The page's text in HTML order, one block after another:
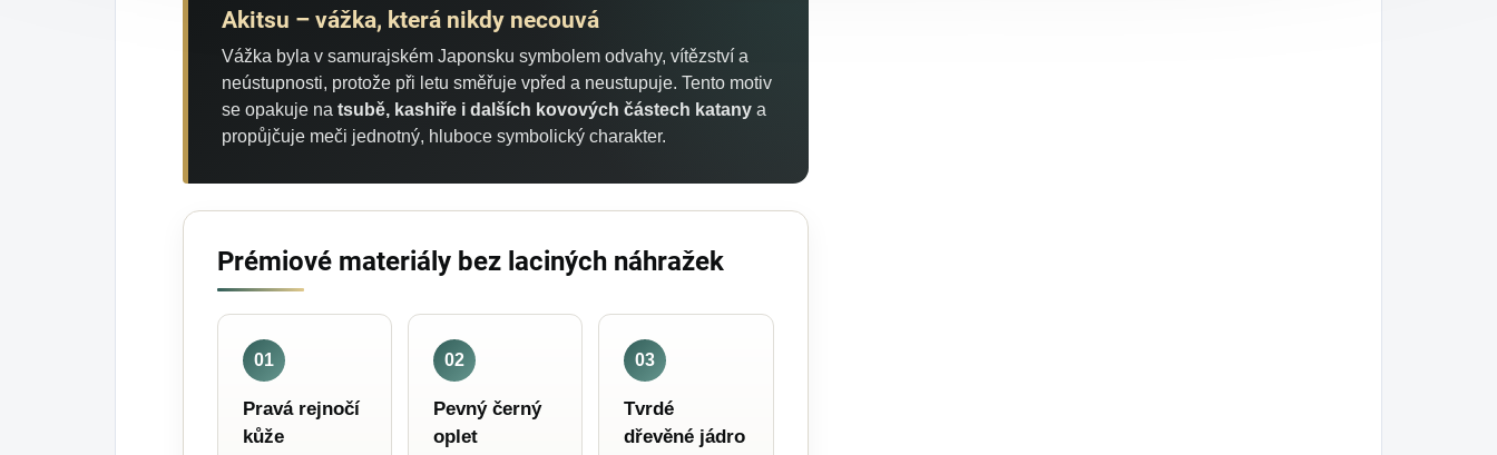
Akitsu – vážka, která nikdy necouvá
Vážka byla v samurajském Japonsku symbolem odvahy, vítězství a
neústupnosti, protože při letu směřuje vpřed a neustupuje. Tento motiv
se opakuje na tsubě, kashiře i dalších kovových částech katany a
propůjčuje meči jednotný, hluboce symbolický charakter.
Prémiové materiály bez laciných náhražek
01
Pravá rejnočí
kůže
02
Pevný černý
oplet
03
Tvrdé
dřevěné jádro